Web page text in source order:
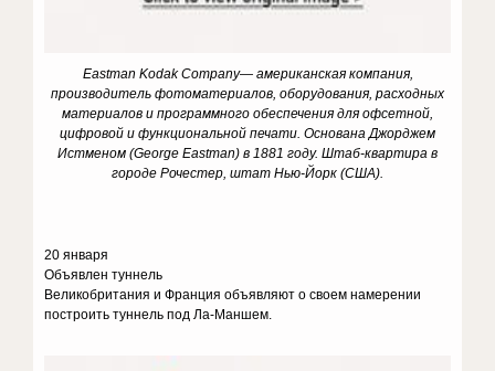
Eastman KodakCompany— американская компания,
производитель фотоматериалов, оборудования, расходных
материалов и программного обеспечения для офсетной,
цифровой и функциональной печати. Основана Джорджем
Истменом (George Eastman) в 1881 году. Штаб-квартира в
городе Рочестер, штат Нью-Йорк (США).
20 января
Объявлен туннель
Великобритания и Франция объявляют о своем намерении
построить туннель под Ла-Маншем.